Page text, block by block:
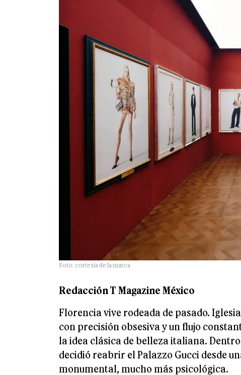
Foto: cortesía de la marca
Redacción T Magazine México
Florencia vive rodeada de pasado.
con precisión obsesiva y un flujo
la idea clásica de belleza italiana.
decidió reabrir el Palazzo Gucci desde
monumental, mucho más psicológica.